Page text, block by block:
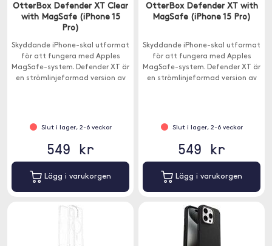
OtterBox Defender XT Clear
with MagSafe (iPhone 15
Pro)
Skyddande iPhone-skal utformat
för att fungera med Apples
MagSafe-system. Defender XT är
en strömlinjeformad version av
Slut i lager, 2-6 veckor
549 kr
Lägg i varukorgen
OtterBox Defender XT with
MagSafe (iPhone 15 Pro)
Skyddande iPhone-skal utformat
för att fungera med Apples
MagSafe-system. Defender XT är
en strömlinjeformad version av
Slut i lager, 2-6 veckor
549 kr
Lägg i varukorgen